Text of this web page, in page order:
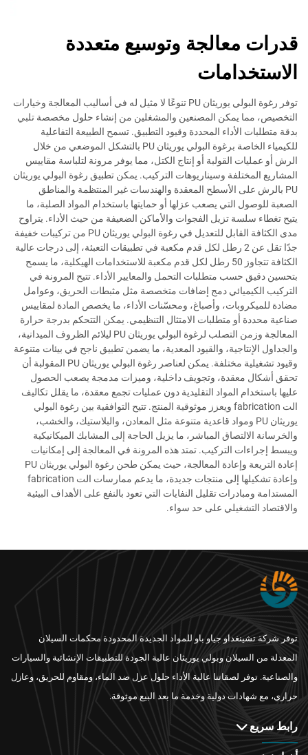
قدرات معالجة وتوسيع متعددة
الاستخدامات
توفر رغوة البولي يوريثان PU تنوعًا لا مثيل له في أساليب المعالجة وخيارات
التخصيص، مما يمكن المصنعين والمشغلين من إنشاء حلول مخصصة تلبي
بدقة متطلبات الأداء المحددة وقيود التطبيق. تسمح الطبيعة التفاعلية
للكيمياء الخاصة برغوة البولي يوريثان PU بالتشكل الموضعي من خلال
الرش أو عمليات القولبة أو إنتاج الكتل، مما يوفر مرونة لتلباسة مقاييس
المشاريع المختلفة وسيناريوهات التركيب. يمكن تطبيق رغوة البولي يوريثان
PU بالرش على الأسطح المعقدة والهندسات غير المنتظمة والمناطق
الصعبة للوصول التي يصعب عزلها أو حمايتها باستخدام المواد الصلبة، ما
يتيح تغطاء سلسة تزيل الفجوات والأماكن الضعيفة من حيث الأداء. يتراوح
مدى الكثافة القابل للتعديل في رغوة البولي يوريثان PU من تركيبات خفيفة
جدًا تقل عن 2 رطل لكل قدم مكعبة في تطبيقات التعبئة، إلى درجات عالية
الكثافة تتجاوز 50 رطل لكل قدم مكعبة للاستخدامات الهيكلية، ما يسمح
بتحسين دقيق حسب متطلبات التحمل والمعايير الأداء. تتيح المرونة في
التركيب الكيميائي دمج إضافات متخصصة مثل مثبطات الحريق، وعوامل
مضادة للميكروبات، وأصباغ، ومحسّنات الأداء، ما يخصص المادة لمقاييس
صناعية محددة أو متطلبات الامتثال التنظيمي. يمكن التتحكم بدرجة حرارة
المعالجة وزمن التصلب لرغوة البولي يوريثان PU ليلائم الظروف الميدانية،
والجداول الإنتاجية، والقيود المعدية، ما يضمن تطبيق ناجح في بيئات متنوعة
وقيود تشغيلية مختلفة. يمكن لعناصر رغوة البولي يوريثان PU المقولبة أن
تحقق أشكال معقدة، وتجويف داخلية، وميزات مدمجة يصعب الحصول
عليها باستخدام المواد التقليدية دون عمليات تجمع معقدة، ما يقلل تكاليف
الت fabrication ويعزز موثوقية المنتج. تتيح التوافقية بين رغوة البولي
يوريثان PU ومواد قاعدية متنوعة مثل المعادن، والبلاستيك، والخشب،
والخرسانة الالتصاق المباشر، ما يزيل الحاجة إلى المشابك الميكانيكية
ويبسط إجراءات التركيب. تمتد هذه المرونة في المعالجة إلى إمكانيات
إعادة التريعة وإعادة المعالجة، حيث يمكن طحن رغوة البولي يوريثان PU
وإعادة تشكيلها إلى منتجات جديدة، ما يدعم ممارسات الت fabrication
المستدامة ومبادرات تقليل النفايات التي تعود بالنفع على الأهداف البيئية
والاقتصاد التشغيلي على حد سواء.
توفر شركة تشينغداو جياو باو للمواد الجديدة المحدودة محكمات السيلان
المعدلة من السيلان وبولي يوريثان عالية الجودة للتطبيقات الإنشائية والسيارات
والصناعية. توفر لصقاتنا عالية الأداء حلول عزل ضد الماء، ومقاوم للحريق، وعازل
حراري، مع شهادات دولية وخدمة ما بعد البيع موثوقة.
رابط سريع